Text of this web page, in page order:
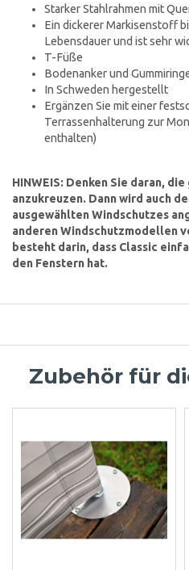
Starker Stahlrahmen mit
Ein dickerer Markisenstoff
Lebensdauer und ist sehr
T-Füße
Bodenanker und
In Schweden hergestellt
Ergänzen Sie mit einer
Terrassenhalterung zur
enthalten)
HINWEIS: Denken Sie daran,
anzukreuzen. Dann wird auch
ausgewählten Windschutzes
anderen Windschutzmodellen
besteht darin, dass Classic
den Fenstern hat.
Zubehör für